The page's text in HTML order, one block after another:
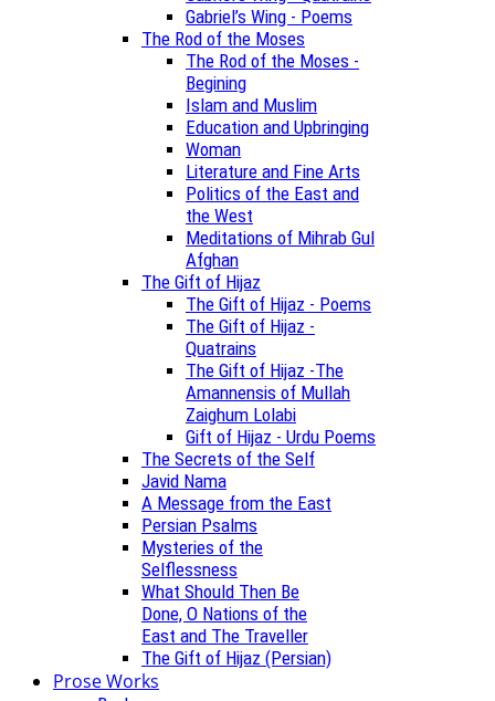
Gabriel’s Wing - Poems
The Rod of the Moses
The Rod of the Moses -
Begining
Islam and Muslim
Education and Upbringing
Woman
Literature and Fine Arts
Politics of the East and
the West
Meditations of Mihrab Gul
Afghan
The Gift of Hijaz
The Gift of Hijaz - Poems
The Gift of Hijaz -
Quatrains
The Gift of Hijaz -The
Amannensis of Mullah
Zaighum Lolabi
Gift of Hijaz - Urdu Poems
The Secrets of the Self
Javid Nama
A Message from the East
Persian Psalms
Mysteries of the
Selflessness
What Should Then Be
Done, O Nations of the
East and The Traveller
The Gift of Hijaz (Persian)
Prose Works